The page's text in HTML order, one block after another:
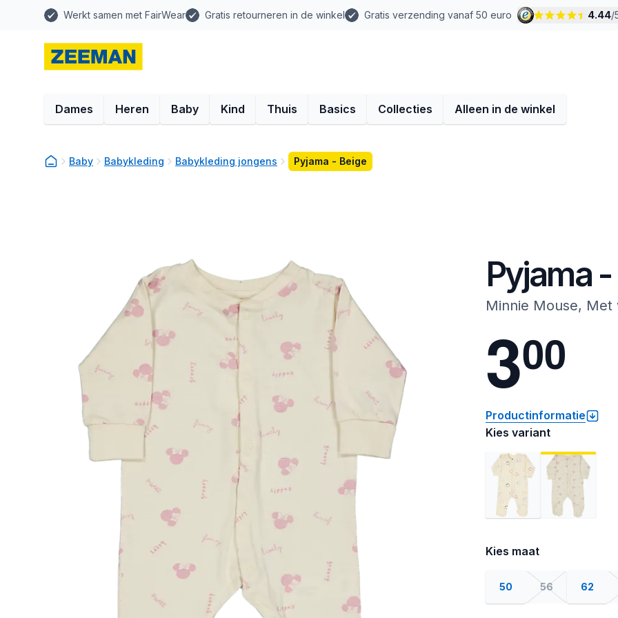
Werkt samen met FairWear Gratis retourneren in de winkel Gratis verzending vanaf 50 euro 4.44/
Dames Heren Baby Kind Thuis Basics Collecties Alleen in de winkel
Baby Babykleding Babykleding jongens Pyjama - Beige
Pyjama
Minnie Mouse, Met
300
Productinformatie
Kies variant
Kies maat
50 56 62